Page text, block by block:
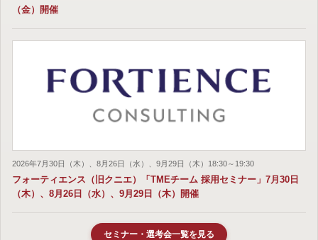
（金）開催
2026年7月30日（木）、8月26日（水）、9月29日（木）18:30～19:30
フォーティエンス（旧クニエ）「TMEチーム 採用セミナー」7月30日
（木）、8月26日（水）、9月29日（木）開催
セミナー・選考会一覧を見る